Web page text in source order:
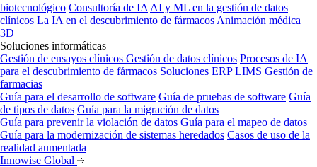
biotecnológico Consultoría de IA AI y ML en la gestión de datos
clínicos La IA en el descubrimiento de fármacos Animación médica
3D
Soluciones informáticas
Gestión de ensayos clínicos Gestión de datos clínicos Procesos de IA
para el descubrimiento de fármacos Soluciones ERP LIMS Gestión de
farmacias
Guía para el desarrollo de software Guía de pruebas de software Guía
de tipos de datos Guía para la migración de datos
Guía para prevenir la violación de datos Guía para el mapeo de datos
Guía para la modernización de sistemas heredados Casos de uso de la
realidad aumentada
Innowise Global